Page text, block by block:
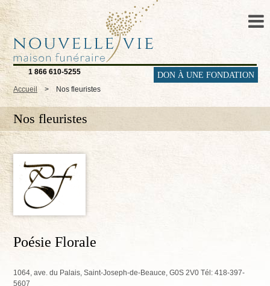
1 866 610-5255 DON À UNE FONDATION
Accueil > Nos fleuristes
Nos fleuristes
Poésie Florale
1064, ave. du Palais, Saint-Joseph-de-Beauce, G0S 2V0 Tél: 418-397-
5607